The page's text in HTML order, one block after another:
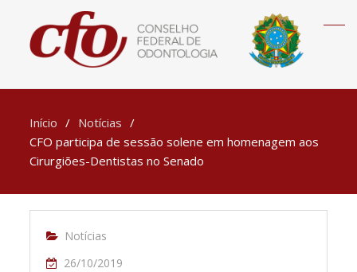
Início
Notícias
CFO participa de sessão solene em homenagem aos
Cirurgiões-Dentistas no Senado
Notícias
26/10/2019